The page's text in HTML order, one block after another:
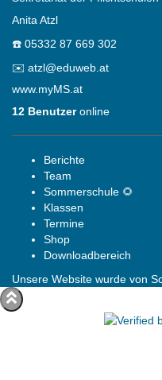
Anita Atzl
☎️ 05332 87 669 302
✉️ atzl@eduweb.at
www.myMS.at
12 Benutzeronline
Berichte
Team
Sommerschule 🌻
Klassen
Termine
Shop
Downloadbereich
Unsere Website wurde von